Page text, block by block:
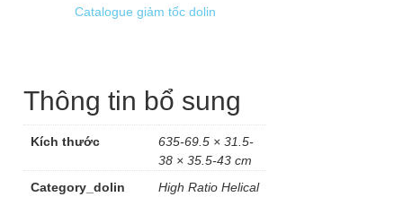
Catalogue giảm tốc dolin
Thông tin bổ sung
Kích thước
635-69.5 × 31.5-
38 × 35.5-43 cm
Category_dolin
High Ratio Helical